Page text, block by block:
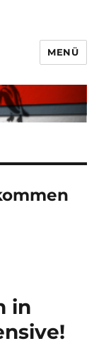
MENÜ
in